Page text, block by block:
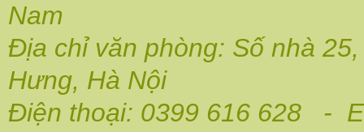
Nam
Địa chỉ văn phòng: Số nhà
Hưng, Hà Nội
Điện thoại: 0399 616 628 -